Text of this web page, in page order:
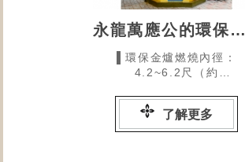
永龍萬應公的環保金爐
▌環保金爐燃燒內徑：
4.2~6.2尺（約
了解更多